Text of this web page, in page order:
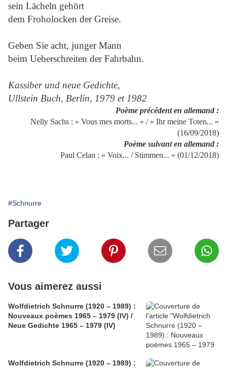
sein Lächeln gehört
dem Froholocken der Greise.
Geben Sie acht, junger Mann
beim Ueberschreiten der Fahrbahn.
Kassiber und neue Gedichte,
Ullstein Buch, Berlin, 1979 et 1982
Poème précédent en allemand :
Nelly Sachs : « Vous mes morts... » / « Ihr meine Toten... »
(16/09/2018)
Poème suivant en allemand :
Paul Celan : « Voix... / Stimmen... » (01/12/2018)
#Schnurre
Partager
Vous aimerez aussi
Wolfdietrich Schnurre (1920 – 1989) :
Nouveaux poèmes 1965 – 1979 (IV) /
Neue Gedichte 1965 – 1979 (IV)
Wolfdietrich Schnurre (1920 – 1989) :